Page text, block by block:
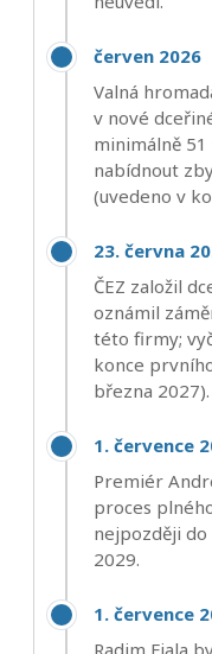
červen 2026
Valná
v nové
minimálně
nabídnout
(uvedeno v
23. června
ČEZ založil
oznámil
této firmy;
konce
března 2027).
1. července
Premiér
proces
nejpozději
2029.
1. července
Radim Fiala